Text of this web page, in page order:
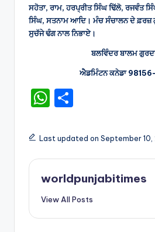
ਸਹੋਤਾ, ਰਾਮ, ਹਰਪ੍ਰੀਤ ਸਿੰਘ ਢਿੱਲੋ, ਰਜਵੰਤ
ਸਿੰਘ, ਸਤਨਾਮ ਆਦਿ। ਮੰਚ ਸੰਚਾਲਨ ਦੇ ਫ਼ਰਜ਼
ਸੁਚੱਜੇ ਢੰਗ ਨਾਲ ਨਿਭਾਏ।
ਬਲਵਿੰਦਰ ਬਾਲਮ
ਐਡਮਿੰਟਨ ਕਨੇਡਾ
W
a
ts
A
p
ar
e
Last updated on September 10,
worldpunjabitimes
View All Posts